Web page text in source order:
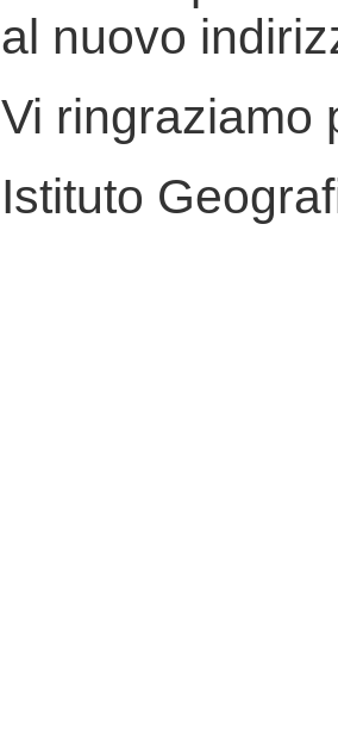
al nuovo
Vi ringraziamo
Istituto